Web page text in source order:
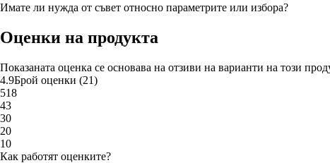
Имате ли нужда от съвет относно параметрите или избора?
Оценки на продукта
Показаната оценка се основава на отзиви на варианти на този
4.9Брой оценки (21)
518
43
30
20
10
Как работят оценките?